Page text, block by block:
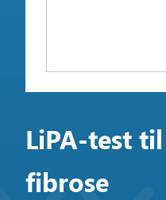
LiPA-test
fibrose